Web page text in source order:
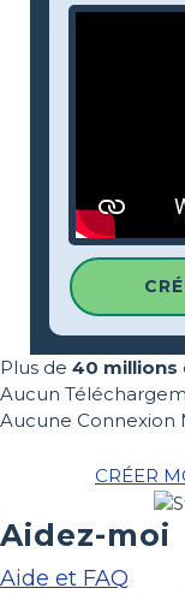
Plus de 40 millions
Aucun
Aucune Connexion
CRÉER
Aidez-moi
Aide et FAQ